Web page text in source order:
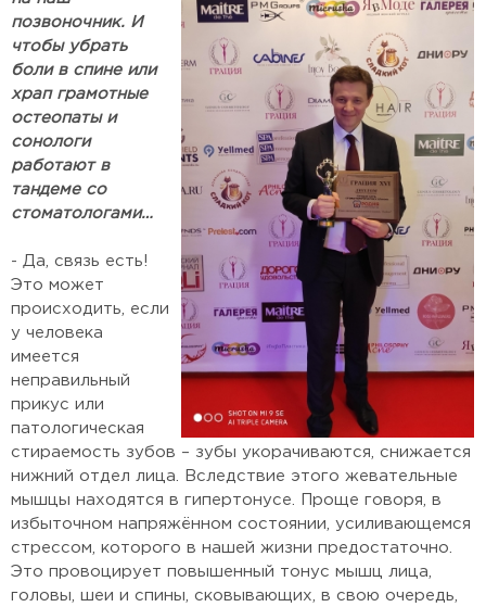
позвоночник. И
чтобы убрать
боли в спине или
храп грамотные
остеопаты и
сонологи
работают в
тандеме со
стоматологами…
- Да, связь есть!
Это может
происходить, если
у человека
имеется
неправильный
прикус или
патологическая
стираемость зубов – зубы укорачиваются, снижается
нижний отдел лица. Вследствие этого жевательные
мышцы находятся в гипертонусе. Проще говоря, в
избыточном напряжённом состоянии, усиливающемся
стрессом, которого в нашей жизни предостаточно.
Это провоцирует повышенный тонус мышц лица,
головы, шеи и спины, сковывающих, в свою очередь,